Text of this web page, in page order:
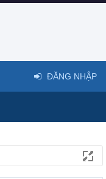
ĐĂNG NHẬP